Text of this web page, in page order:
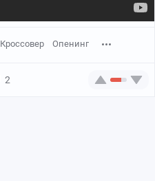
Кроссовер Опенинг
2